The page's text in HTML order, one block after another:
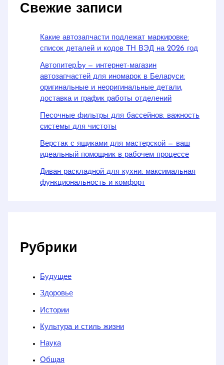
Свежие записи
Какие автозапчасти подлежат маркировке:
список деталей и кодов ТН ВЭД на 2026 год
Автопитер.by — интернет-магазин
автозапчастей для иномарок в Беларуси:
оригинальные и неоригинальные детали,
доставка и график работы отделений
Песочные фильтры для бассейнов: важность
системы для чистоты
Верстак с ящиками для мастерской — ваш
идеальный помощник в рабочем процессе
Диван раскладной для кухни: максимальная
функциональность и комфорт
Рубрики
Будущее
Здоровье
Истории
Культура и стиль жизни
Наука
Общая